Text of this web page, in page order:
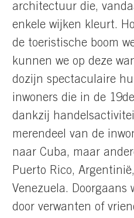
architectuur die,
enkele wijken kleurt.
de toeristische boom
kunnen we op deze
dozijn spectaculaire
inwoners die in de
dankzij
merendeel van de
naar Cuba, maar
Puerto Rico,
Venezuela. Doorgaans
door verwanten of